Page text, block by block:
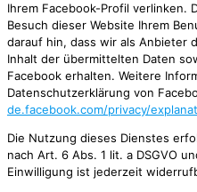
Ihrem Facebook-Profil verlinken.
Besuch dieser Website Ihrem
darauf hin, dass wir als Anbieter
Inhalt der übermittelten Daten
Facebook erhalten. Weitere
Datenschutzerklärung von
de.facebook.com/privacy/
Die Nutzung dieses Dienstes
nach Art. 6 Abs. 1 lit. a DSGVO
Einwilligung ist jederzeit